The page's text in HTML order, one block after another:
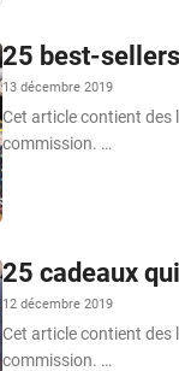
25 best-
13 décembre 2019
Cet article contient des
commission. …
25 cadeaux
12 décembre 2019
Cet article contient des
commission. …